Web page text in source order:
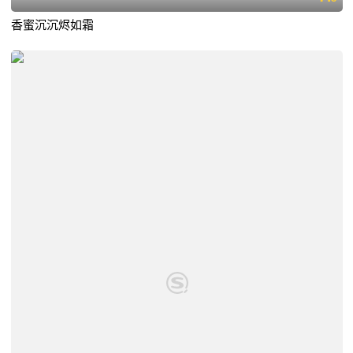
香蜜沉沉烬如霜